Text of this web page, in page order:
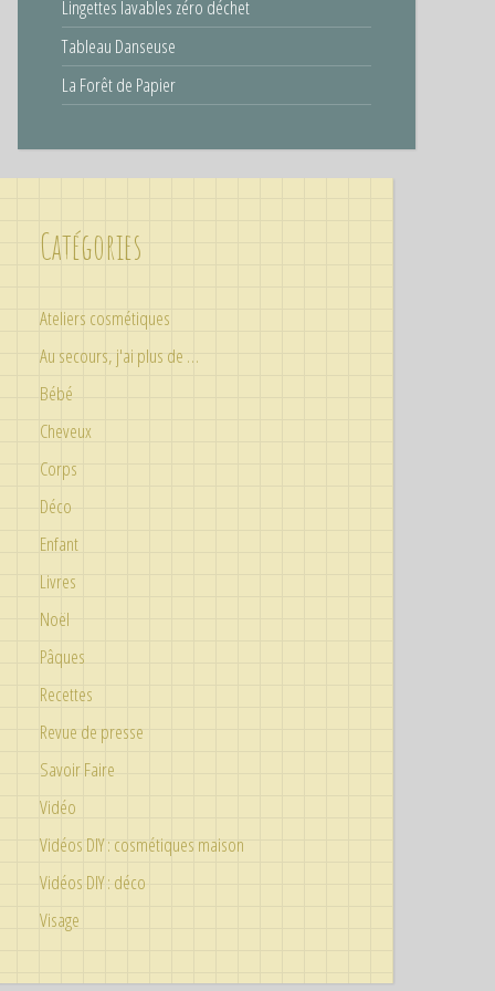
Lingettes lavables zéro déchet
Tableau Danseuse
La Forêt de Papier
Catégories
Ateliers cosmétiques
Au secours, j'ai plus de …
Bébé
Cheveux
Corps
Déco
Enfant
Livres
Noël
Pâques
Recettes
Revue de presse
Savoir Faire
Vidéo
Vidéos DIY : cosmétiques maison
Vidéos DIY : déco
Visage